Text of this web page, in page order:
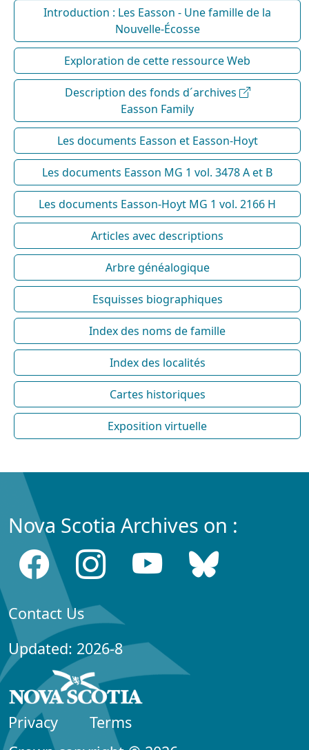
Introduction : Les Easson - Une famille de la
Nouvelle-Écosse
Exploration de cette ressource Web
Description des fonds d´archives
Easson Family
Les documents Easson et Easson-Hoyt
Les documents Easson MG 1 vol. 3478 A et B
Les documents Easson-Hoyt MG 1 vol. 2166 H
Articles avec descriptions
Arbre généalogique
Esquisses biographiques
Index des noms de famille
Index des localités
Cartes historiques
Exposition virtuelle
Nova Scotia Archives on :
Contact Us
Updated: 2026-8
Privacy
Terms